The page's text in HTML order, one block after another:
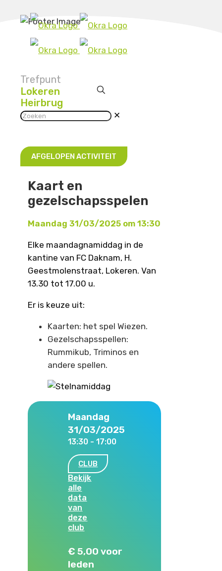
Trefpunt
Lokeren
Heirbrug
✕
AFGELOPEN ACTIVITEIT
Kaart en
gezelschapsspelen
Maandag 31/03/2025 om 13:30
Elke maandagnamiddag in de
kantine van FC Daknam, H.
Geestmolenstraat, Lokeren. Van
13.30 tot 17.00 u.
Er is keuze uit:
Kaarten: het spel Wiezen.
Gezelschapsspellen:
Rummikub, Triminos en
andere spellen.
Maandag
31/03/2025
13:30 - 17:00
CLUB
Bekijk
alle
data
van
deze
club
€ 5,00 voor
leden